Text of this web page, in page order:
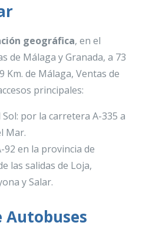
geográfica, en el
de Málaga y Granada, a 73
Km. de Málaga, Ventas de
principales:
Sol: por la carretera A-335 a
Mar.
92 en la provincia de
las salidas de Loja,
y Salar.
Autobuses